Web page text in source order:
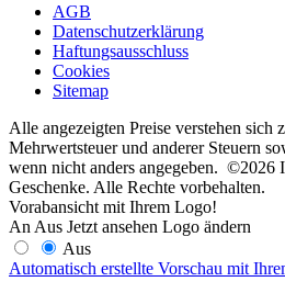
AGB
Datenschutzerklärung
Haftungsausschluss
Cookies
Sitemap
Alle angezeigten Preise verstehen sich
Mehrwertsteuer und anderer Steuern
wenn nicht anders angegeben. ©2026
Geschenke. Alle Rechte vorbehalten.
Vorabansicht mit Ihrem Logo!
An Aus Jetzt ansehen Logo ändern
Aus
Automatisch erstellte Vorschau mit